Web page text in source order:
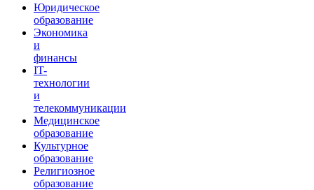
Юридическое
образование
Экономика
и
финансы
IT-
технологии
и
телекоммуникации
Медицинское
образование
Культурное
образование
Религиозное
образование